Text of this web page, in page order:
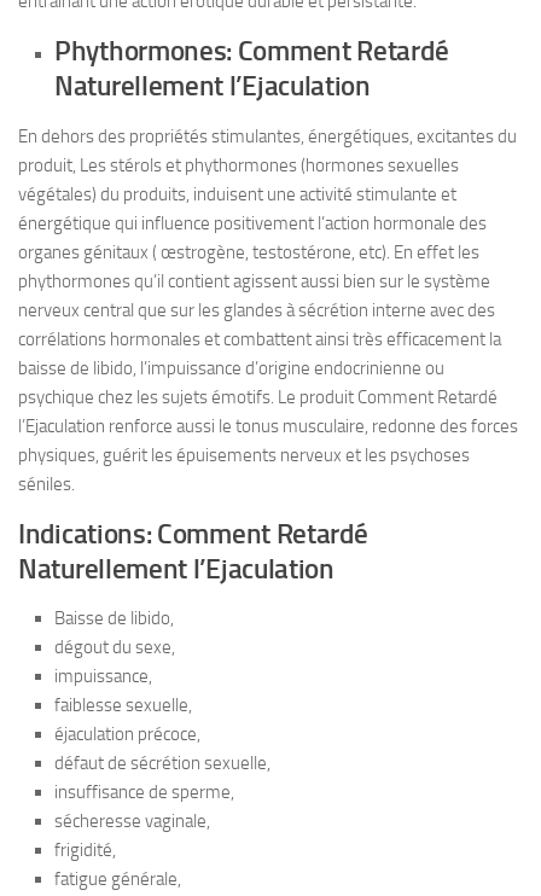
Phythormones: Comment Retardé
Naturellement l’Ejaculation
En dehors des propriétés stimulantes, énergétiques, excitantes du
produit, Les stérols et phythormones (hormones sexuelles
végétales) du produits, induisent une activité stimulante et
énergétique qui influence positivement l’action hormonale des
organes génitaux ( œstrogène, testostérone, etc). En effet les
phythormones qu’il contient agissent aussi bien sur le système
nerveux central que sur les glandes à sécrétion interne avec des
corrélations hormonales et combattent ainsi très efficacement la
baisse de libido, l’impuissance d’origine endocrinienne ou
psychique chez les sujets émotifs. Le produit Comment Retardé
l’Ejaculation renforce aussi le tonus musculaire, redonne des forces
physiques, guérit les épuisements nerveux et les psychoses
séniles.
Indications: Comment Retardé
Naturellement l’Ejaculation
Baisse de libido,
dégout du sexe,
impuissance,
faiblesse sexuelle,
éjaculation précoce,
défaut de sécrétion sexuelle,
insuffisance de sperme,
sécheresse vaginale,
frigidité,
fatigue générale,